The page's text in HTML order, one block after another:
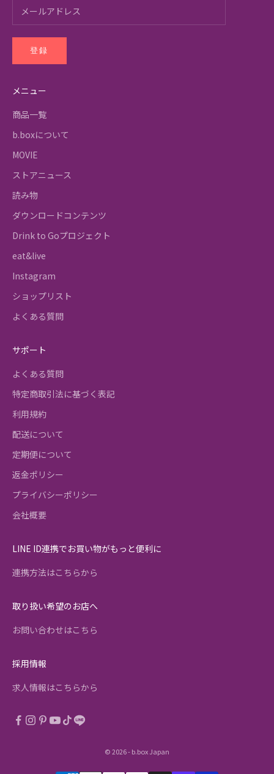
登録
メニュー
商品一覧
b.boxについて
MOVIE
ストアニュース
読み物
ダウンロードコンテンツ
Drink to Goプロジェクト
eat&live
Instagram
ショップリスト
よくある質問
サポート
よくある質問
特定商取引法に基づく表記
利用規約
配送について
定期便について
返金ポリシー
プライバシーポリシー
会社概要
LINE ID連携でお買い物がもっと便利に
連携方法はこちらから
取り扱い希望のお店へ
お問い合わせはこちら
採用情報
求人情報はこちらから
© 2026 - b.box Japan